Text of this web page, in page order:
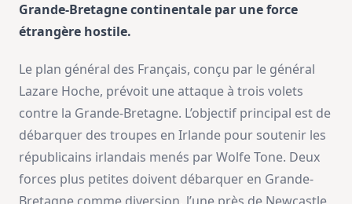
Grande-Bretagne continentale par une force
étrangère hostile.
Le plan général des Français, conçu par le général
Lazare Hoche, prévoit une attaque à trois volets
contre la Grande-Bretagne. L’objectif principal est de
débarquer des troupes en Irlande pour soutenir les
républicains irlandais menés par Wolfe Tone. Deux
forces plus petites doivent débarquer en Grande-